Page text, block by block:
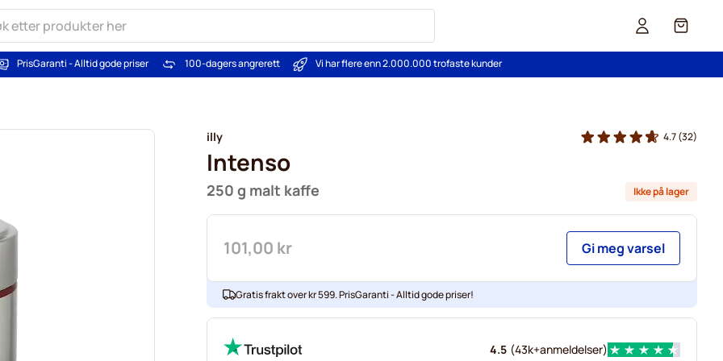
Cart
PrisGaranti - Alltid gode priser 100-dagers angrerett Vi har flere enn 2.000.000 trofaste kunder
illy
Intenso
250 g malt kaffe
4.7(32)
Ikke på lager
101,00 kr Gi meg varsel
Gratis frakt over kr 599. PrisGaranti - Alltid gode priser!
4.5 (43k+anmeldelser)